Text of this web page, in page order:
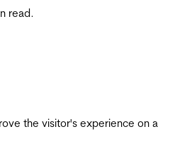
read.
the visitor's experience on a